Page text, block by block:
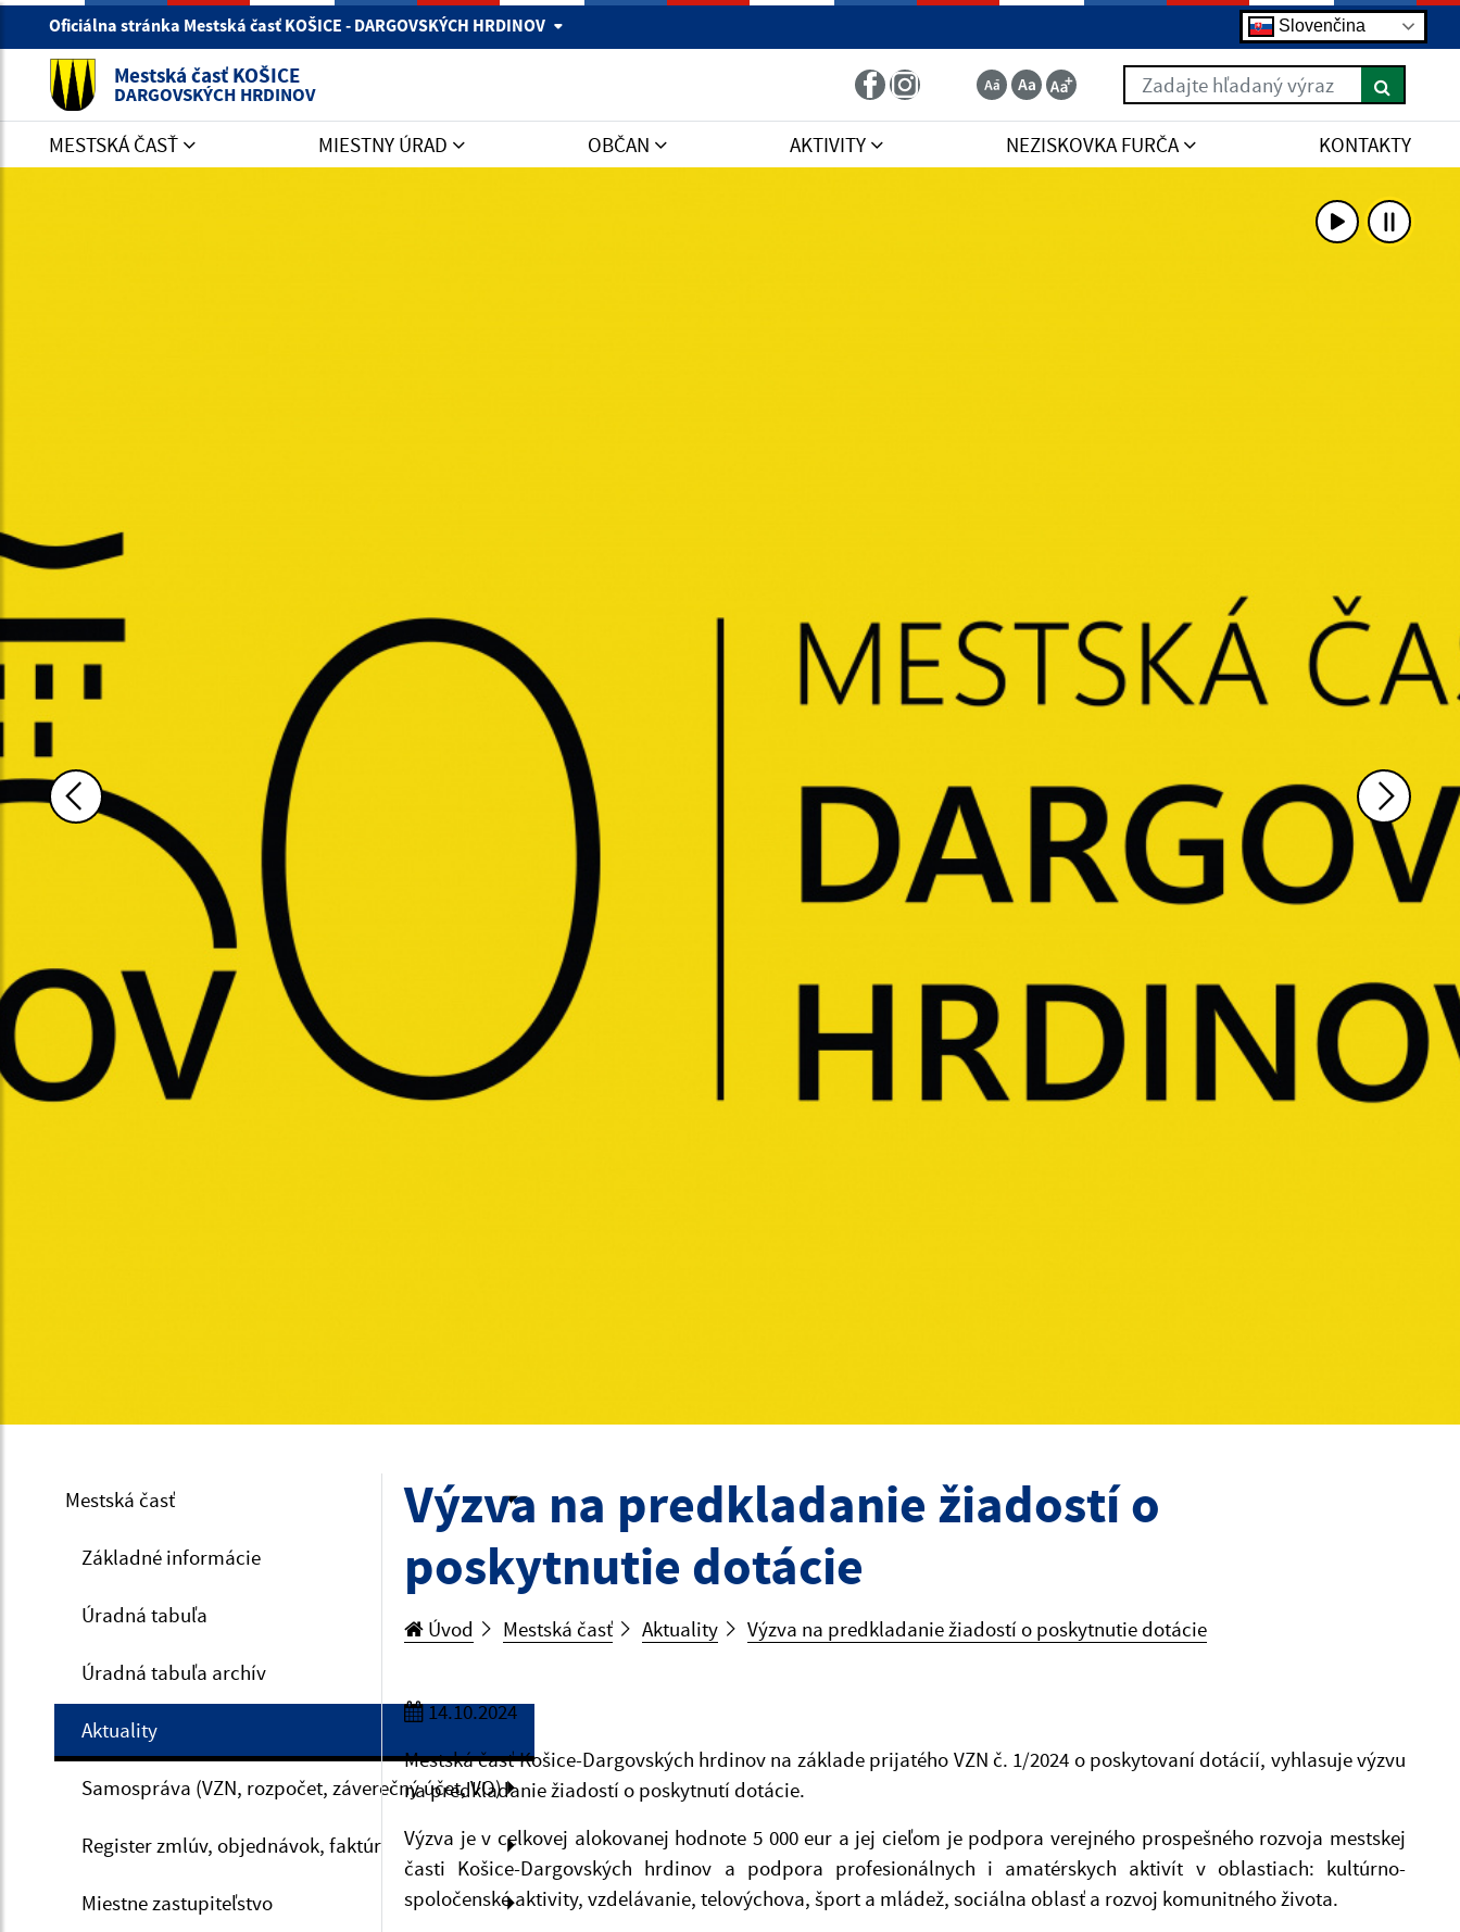
Oficiálna stránka Mestská časť KOŠICE - DARGOVSKÝCH HRDINOV Slovenčina
Mestská časť KOŠICE
DARGOVSKÝCH HRDINOV
Zadajte hľadaný výraz
MESTSKÁ ČASŤ MIESTNY ÚRAD OBČAN AKTIVITY NEZISKOVKA FURČA KONTAKTY
Mestská časť
Základné informácie
Úradná tabuľa
Úradná tabuľa archív
Aktuality
Samospráva (VZN, rozpočet, záverečný účet, VO)
Register zmlúv, objednávok, faktúr
Miestne zastupiteľstvo
Výzva na predkladanie žiadostí o
poskytnutie dotácie
Úvod Mestská časť Aktuality Výzva na predkladanie žiadostí o poskytnutie dotácie
14.10.2024
Mestská časť Košice-Dargovských hrdinov na základe prijatého VZN č. 1/2024 o poskytovaní dotácií, vyhlasuje výzvu
na predkladanie žiadostí o poskytnutí dotácie.
Výzva je v celkovej alokovanej hodnote 5 000 eur a jej cieľom je podpora verejného prospešného rozvoja mestskej
časti Košice-Dargovských hrdinov a podpora profesionálnych i amatérskych aktivít v oblastiach: kultúrno-
spoločenské aktivity, vzdelávanie, telovýchova, šport a mládež, sociálna oblasť a rozvoj komunitného života.